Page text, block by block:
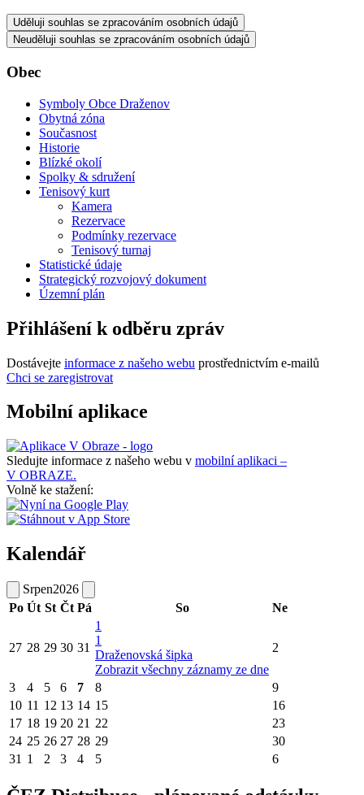
Uděluji souhlas se zpracováním osobních údajů
Neuděluji souhlas se zpracováním osobních údajů
Obec
Symboly Obce Draženov
Obytná zóna
Současnost
Historie
Blízké okolí
Spolky & sdružení
Tenisový kurt
Kamera
Rezervace
Podmínky rezervace
Tenisový turnaj
Statistické údaje
Strategický rozvojový dokument
Územní plán
Přihlášení k odběru zpráv
Dostávejte informace z našeho webu prostřednictvím e-mailů
Chci se zaregistrovat
Mobilní aplikace
Sledujte informace z našeho webu v mobilní aplikaci –
V OBRAZE.
Volně ke stažení:
Kalendář
Srpen2026
Po Út St Čt Pá So Ne
27 28 29 30 31
1
1
Draženovská šipka
Zobrazit všechny záznamy ze dne
2
3 4 5 6 7 8
9
10 11 12 13 14 15
16
17 18 19 20 21 22
23
24 25 26 27 28 29
30
31 1 2 3 4 5 6